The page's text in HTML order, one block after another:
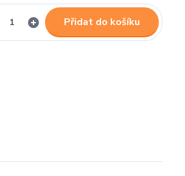
Přidat do košíku